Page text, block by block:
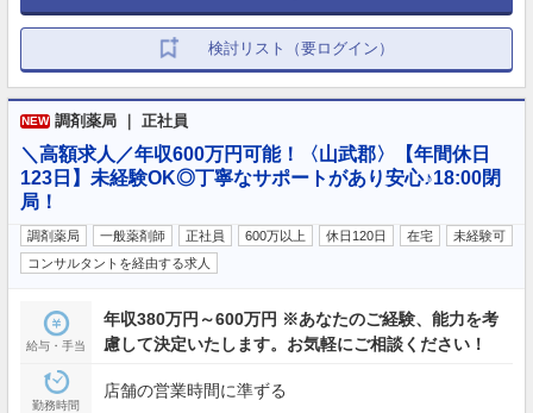
検討リスト（要ログイン）
NEW 調剤薬局 ｜ 正社員
＼高額求人／年収600万円可能！〈山武郡〉【年間休日
123日】未経験OK◎丁寧なサポートがあり安心♪18:00閉
局！
調剤薬局 一般薬剤師 正社員 600万以上 休日120日 在宅
未経験可
コンサルタントを経由する求人
給与・手当
年収380万円～600万円 ※あなたのご経験、能力を考
慮して決定いたします。お気軽にご相談ください！
勤務時間
店舗の営業時間に準ずる